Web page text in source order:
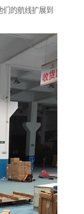
们的航线扩展到